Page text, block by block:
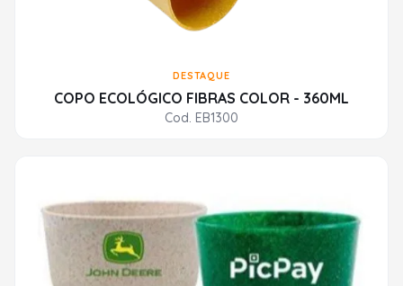
DESTAQUE
COPO ECOLÓGICO FIBRAS COLOR - 360ML
Cod. EB1300